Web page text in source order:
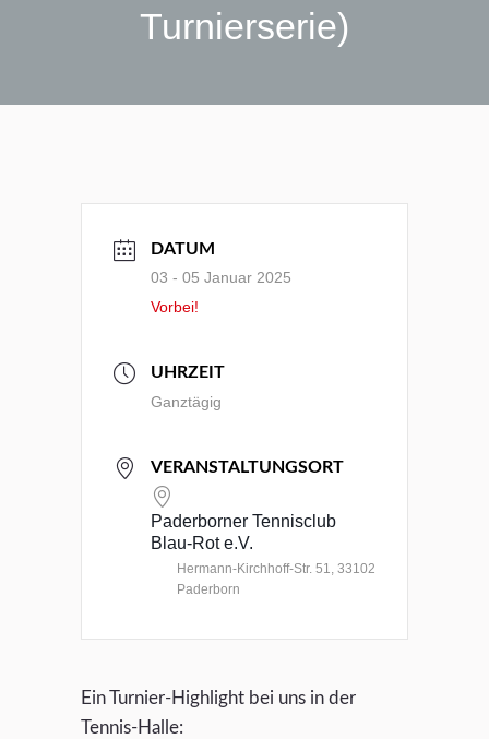
Turnierserie)
DATUM
03 - 05 Januar 2025
Vorbei!
UHRZEIT
Ganztägig
VERANSTALTUNGSORT
Paderborner Tennisclub
Blau-Rot e.V.
Hermann-Kirchhoff-Str. 51, 33102
Paderborn
Ein Turnier-Highlight bei uns in der
Tennis-Halle: